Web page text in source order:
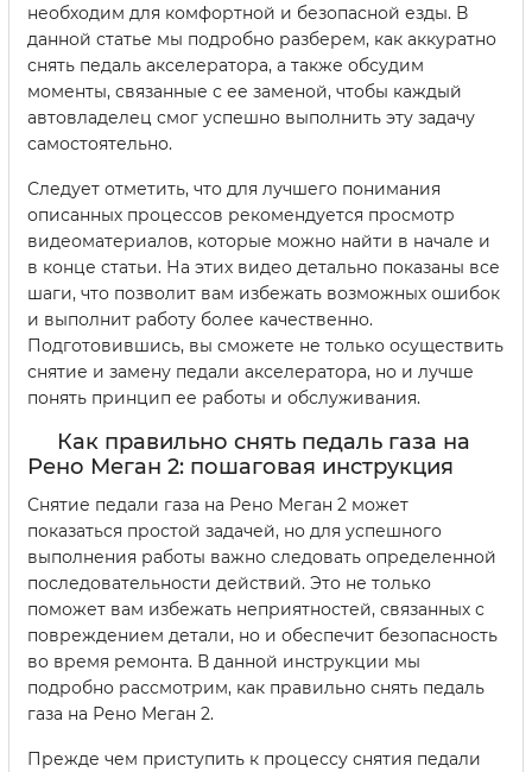
необходим для комфортной и безопасной езды. В
данной статье мы подробно разберем, как аккуратно
снять педаль акселератора, а также обсудим
моменты, связанные с ее заменой, чтобы каждый
автовладелец смог успешно выполнить эту задачу
самостоятельно.
Следует отметить, что для лучшего понимания
описанных процессов рекомендуется просмотр
видеоматериалов, которые можно найти в начале и
в конце статьи. На этих видео детально показаны все
шаги, что позволит вам избежать возможных ошибок
и выполнит работу более качественно.
Подготовившись, вы сможете не только осуществить
снятие и замену педали акселератора, но и лучше
понять принцип ее работы и обслуживания.
Как правильно снять педаль газа на
Рено Меган 2: пошаговая инструкция
Снятие педали газа на Рено Меган 2 может
показаться простой задачей, но для успешного
выполнения работы важно следовать определенной
последовательности действий. Это не только
поможет вам избежать неприятностей, связанных с
повреждением детали, но и обеспечит безопасность
во время ремонта. В данной инструкции мы
подробно рассмотрим, как правильно снять педаль
газа на Рено Меган 2.
Прежде чем приступить к процессу снятия педали